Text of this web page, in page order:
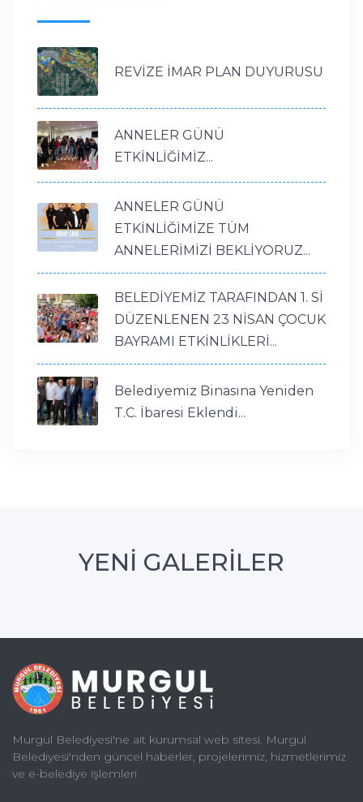
REVİZE İMAR PLAN DUYURUSU
ANNELER GÜNÜ
ETKİNLİĞİMİZ...
ANNELER GÜNÜ
ETKİNLİĞİMİZE TÜM
ANNELERİMİZİ BEKLİYORUZ...
BELEDİYEMİZ TARAFINDAN 1. Sİ
DÜZENLENEN 23 NİSAN ÇOCUK
BAYRAMI ETKİNLİKLERİ...
Belediyemiz Binasına Yeniden
T.C. İbaresi Eklendi...
YENİ GALERİLER
Murgul Belediyesi'ne ait kurumsal web sitesi. Murgul
Belediyesi'nden güncel haberler, projelerimiz, hizmetlerimiz
ve e-belediye işlemleri